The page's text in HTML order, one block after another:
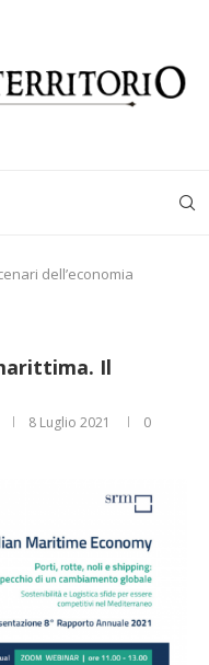
dell’economia
Il
8 Luglio 2021
0